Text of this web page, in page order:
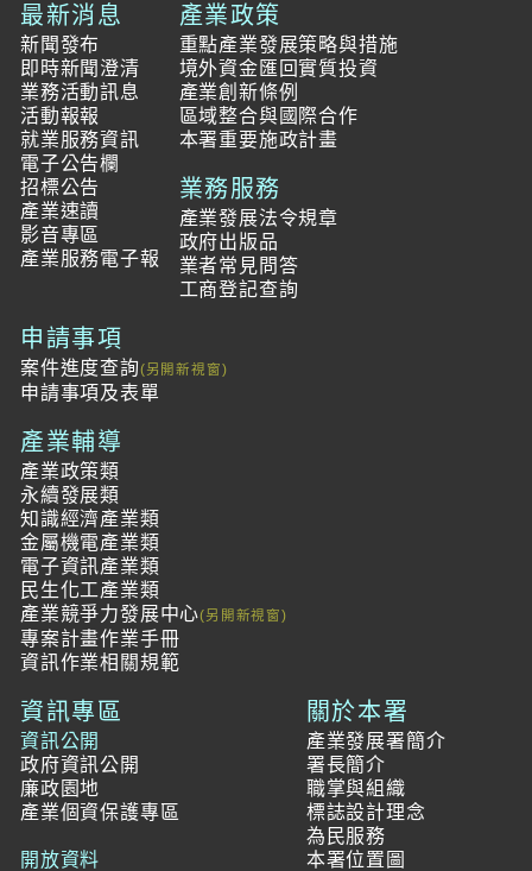
最新消息
新聞發布
即時新聞澄清
業務活動訊息
活動報報
就業服務資訊
電子公告欄
招標公告
產業速讀
影音專區
產業服務電子報
產業政策
重點產業發展策略與措施
境外資金匯回實質投資
產業創新條例
區域整合與國際合作
本署重要施政計畫
業務服務
產業發展法令規章
政府出版品
業者常見問答
工商登記查詢
申請事項
案件進度查詢
申請事項及表單
產業輔導
產業政策類
永續發展類
知識經濟產業類
金屬機電產業類
電子資訊產業類
民生化工產業類
產業競爭力發展中心
專案計畫作業手冊
資訊作業相關規範
資訊專區
資訊公開
政府資訊公開
廉政園地
產業個資保護專區
開放資料
關於本署
產業發展署簡介
署長簡介
職掌與組織
標誌設計理念
為民服務
本署位置圖